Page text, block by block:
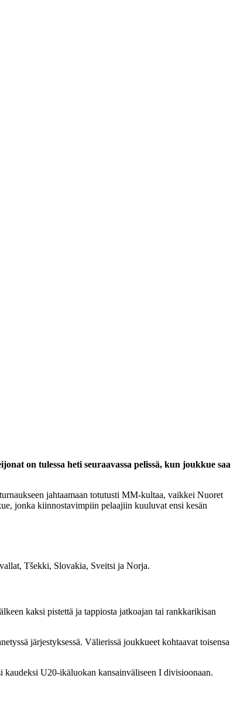
on tulessa heti seuraavassa pelissä, kun joukkue saa
jahtaamaan totutusti MM-kultaa, vaikkei Nuoret
jonka kiinnostavimpiin pelaajiin kuuluvat ensi kesän
Tšekki, Slovakia, Sveitsi ja Norja.
kaksi pistettä ja tappiosta jatkoajan tai rankkarikisan
järjestyksessä. Välierissä joukkueet kohtaavat toisensa
kaudeksi U20-ikäluokan kansainväliseen I divisioonaan.